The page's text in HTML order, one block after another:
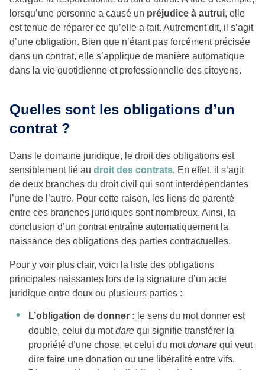
lorsqu’une personne a causé un préjudice à autrui, elle
est tenue de réparer ce qu’elle a fait. Autrement dit, il s’agit
d’une obligation. Bien que n’étant pas forcément précisée
dans un contrat, elle s’applique de manière automatique
dans la vie quotidienne et professionnelle des citoyens.
Quelles sont les obligations d’un
contrat ?
Dans le domaine juridique, le droit des obligations est
sensiblement lié au droit des contrats. En effet, il s’agit
de deux branches du droit civil qui sont interdépendantes
l’une de l’autre. Pour cette raison, les liens de parenté
entre ces branches juridiques sont nombreux. Ainsi, la
conclusion d’un contrat entraîne automatiquement la
naissance des obligations des parties contractuelles.
Pour y voir plus clair, voici la liste des obligations
principales naissantes lors de la signature d’un acte
juridique entre deux ou plusieurs parties :
L’obligation de donner : le sens du mot donner est
double, celui du motdare qui signifie transférer la
propriété d’une chose, et celui du motdonare qui veut
dire faire une donation ou une libéralité entre vifs.